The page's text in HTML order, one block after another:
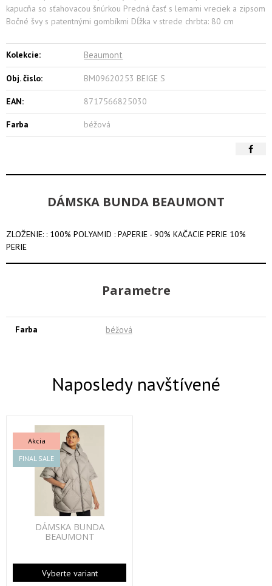
kapucňa so sťahovacou šnúrkou Predná časť s lemami vreciek a zipsom
Bočné švy s patentnými gombíkmi Dĺžka v strede chrbta: 80 cm
Kolekcie: Beaumont
Obj. čislo: BM09620253 BEIGE S
EAN: 8717566825030
Farba béžová
DÁMSKA BUNDA BEAUMONT
ZLOŽENIE: : 100% POLYAMID : PAPERIE - 90% KAČACIE PERIE 10%
PERIE
Parametre
Farba béžová
Naposledy navštívené
DÁMSKA BUNDA
BEAUMONT
Akcia
FINAL SALE
Vyberte variant